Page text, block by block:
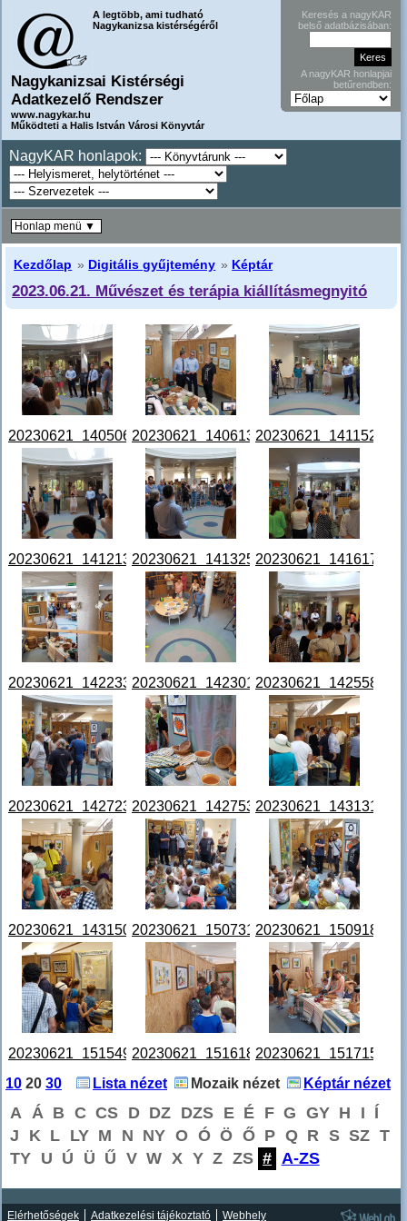
A legtöbb, ami tudható
Nagykanizsa kistérségéről
Nagykanizsai Kistérségi
Adatkezelő Rendszer
www.nagykar.hu
Működteti a Halis István Városi Könyvtár
Keresés a nagyKAR
belső adatbázisában:
A nagyKAR honlapjai
betűrendben:
NagyKAR honlapok:
Kezdőlap » Digitális gyűjtemény » Képtár
2023.06.21. Művészet és terápia kiállításmegnyitó
20230621_140506.jpg20230621_140613.jpg20230621_141152.jpg
20230621_141213.jpg20230621_141325.jpg20230621_141617.jpg
20230621_142233.jpg20230621_142301.jpg20230621_142558.jpg
20230621_142723.jpg20230621_142753.jpg20230621_143131.jpg
20230621_143150.jpg20230621_150731.jpg20230621_150918.jpg
20230621_151549.jpg20230621_151618.jpg20230621_151715.jpg
10 20 30 Lista nézet Mozaik nézet Képtár nézet
A Á B C CS D DZ DZS E É F G GY H I Í
J
K L LY M N NY O Ó Ö Ő P Q R S SZ T
TY U Ú Ü Ű V W X Y Z ZS # A-ZS
Honlap menü ▼
Elérhetőségek Adatkezelési tájékoztató Webhely